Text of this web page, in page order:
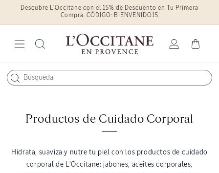
Descubre L'Occitane con el 15% de Descuento en Tu Primera
Compra. CÓDIGO: BIENVENIDO15
sesión
Carrito
Productos de Cuidado Corporal
Hidrata, suaviza y nutre tu piel con los productos de cuidado
corporal de L'Occitane: jabones, aceites corporales,